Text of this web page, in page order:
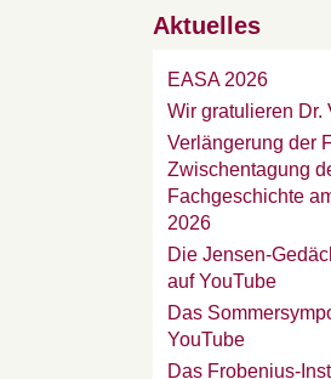
Aktuelles
EASA 2026
Wir gratulieren Dr.
Verlängerung der
Zwischentagung
Fachgeschichte
2026
Die Jensen-
auf YouTube
Das
YouTube
Das Frobenius-